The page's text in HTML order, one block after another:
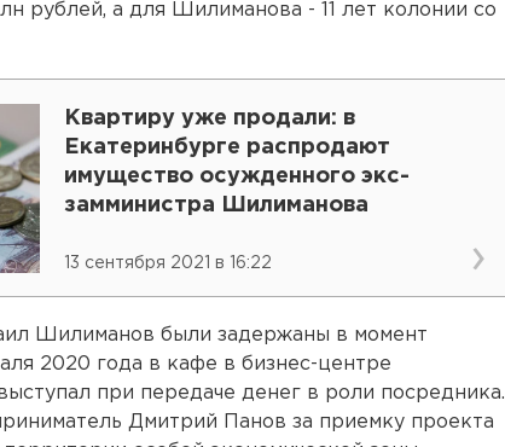
рублей, а для Шилиманова - 11 лет колонии со
Квартиру уже продали: в
Екатеринбурге распродают
имущество осужденного экс-
замминистра Шилиманова
13 сентября 2021 в 16:22
Шилиманов были задержаны в момент
2020 года в кафе в бизнес-центре
при передаче денег в роли посредника.
Дмитрий Панов за приемку проекта